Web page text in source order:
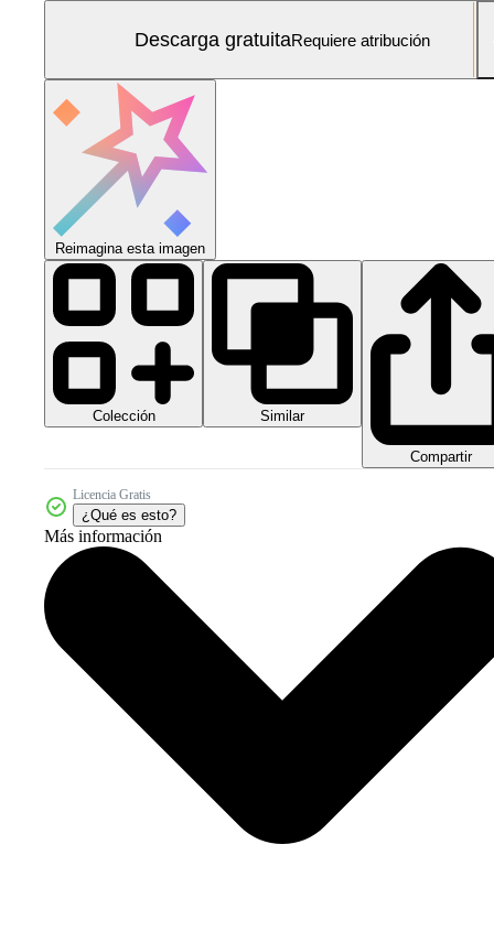
Descarga gratuitaRequiere atribución
Reimagina esta imagen
Colección Similar
Compartir
Licencia Gratis
¿Qué es esto?
Más información